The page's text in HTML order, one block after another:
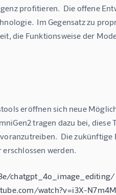
profitieren.  Die offene
Im Gegensatz zu
die Funktionsweise der
eröffnen sich neue
tragen dazu bei, diese
Die zukünftige
werden.
chatgpt_4o_image_editing/
watch?v=i3X-